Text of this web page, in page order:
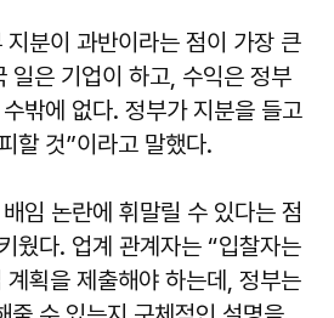
지분이 과반이라는 점이 가장 큰
일은 기업이 하고, 수익은 정부
밖에 없다. 정부가 지분을 들고
할 것”이라고 말했다.
임 논란에 휘말릴 수 있다는 점
웠다. 업계 관계자는 “입찰자는
획을 제출해야 하는데, 정부는